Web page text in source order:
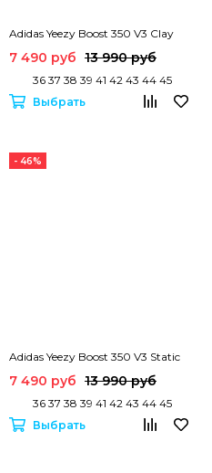
Adidas Yeezy Boost 350 V3 Clay
7 490 руб 13 990 руб
36 37 38 39 41 42 43 44 45
Выбрать
- 46%
Adidas Yeezy Boost 350 V3 Static
7 490 руб 13 990 руб
36 37 38 39 41 42 43 44 45
Выбрать